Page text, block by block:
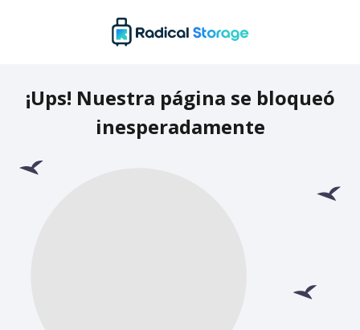
¡Ups! Nuestra página se bloqueó
inesperadamente